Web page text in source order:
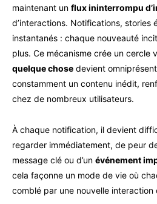
maintenant un flux ininterrompu
d’interactions. Notifications, stories
instantanés : chaque nouveauté
plus. Ce mécanisme crée un cercle
quelque chose devient
constamment un contenu inédit,
chez de nombreux utilisateurs.
À chaque notification, il devient
regarder immédiatement, de peur
message clé ou d’un événement
cela façonne un mode de vie où
comblé par une nouvelle interaction